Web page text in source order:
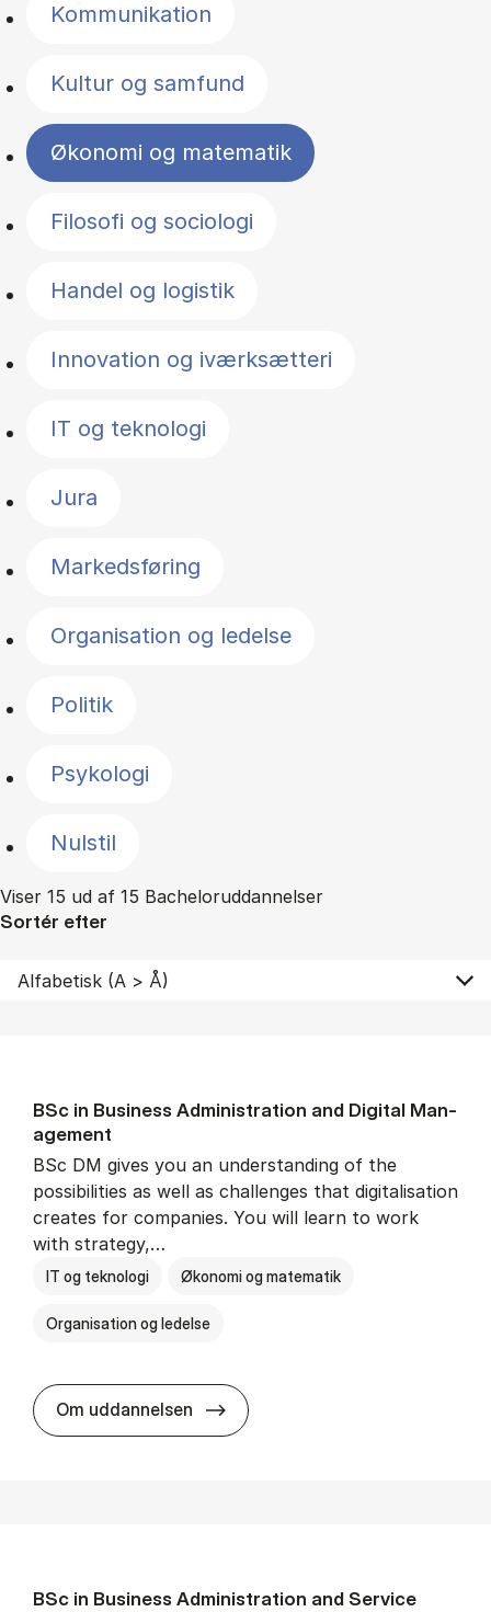
Kommunikation
Kultur og samfund
Økonomi og matematik
Filosofi og sociologi
Handel og logistik
Innovation og iværksætteri
IT og teknologi
Jura
Markedsføring
Organisation og ledelse
Politik
Psykologi
Nulstil
Viser 15 ud af 15 Bacheloruddannelser
Sortér efter
BSc in Busi­ness Ad­min­is­tra­tion and Di­git­al Man­
age­ment
BSc DM gives you an understanding of the
possibilities as well as challenges that digitalisation
creates for companies. You will learn to work
with strategy,…
IT og teknologi Økonomi og matematik
Organisation og ledelse
Om uddannelsen BSc in Busi­ness Ad­min­is­tra­tion
BSc in Busi­ness Ad­min­is­tra­tion and Ser­vice